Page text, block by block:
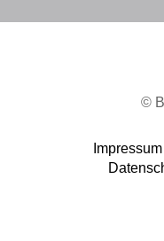
©
Impressum